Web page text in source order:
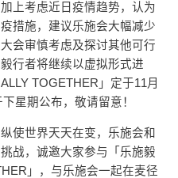
上考虑近日疫情趋势，认为
措施，建议乐施会大幅减少
会审慎考虑及探讨其他可行
行者将继续以虚拟形式进
TOGETHER」定于11月
星期公布，敬请留意！
使世界天天在变，乐施会和
战，诚邀大家参与「乐施毅
」，与乐施会一起在麦径